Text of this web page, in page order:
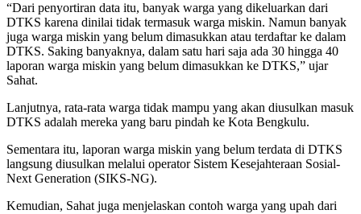
“Dari penyortiran data itu, banyak warga yang dikeluarkan dari
DTKS karena dinilai tidak termasuk warga miskin. Namun banyak
juga warga miskin yang belum dimasukkan atau terdaftar ke dalam
DTKS. Saking banyaknya, dalam satu hari saja ada 30 hingga 40
laporan warga miskin yang belum dimasukkan ke DTKS,” ujar
Sahat.
Lanjutnya, rata-rata warga tidak mampu yang akan diusulkan masuk
DTKS adalah mereka yang baru pindah ke Kota Bengkulu.
Sementara itu, laporan warga miskin yang belum terdata di DTKS
langsung diusulkan melalui operator Sistem Kesejahteraan Sosial-
Next Generation (SIKS-NG).
Kemudian, Sahat juga menjelaskan contoh warga yang upah dari